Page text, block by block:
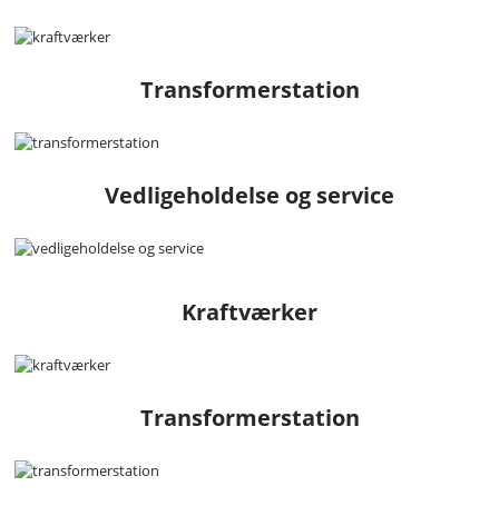
Transformerstation
Vedligeholdelse og service
Kraftværker
Transformerstation